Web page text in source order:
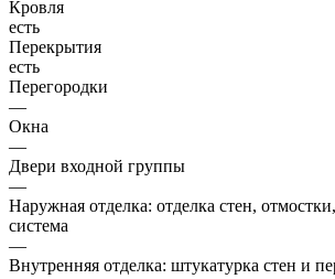
Кровля
есть
Перекрытия
есть
Перегородки
—
Окна
—
Двери входной группы
—
Наружная отделка: отделка стен,
система
—
Внутренняя отделка: штукатурка стен и